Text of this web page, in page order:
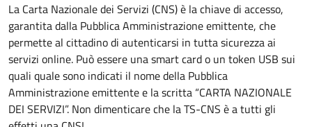
La Carta Nazionale dei Servizi (CNS) è la chiave di accesso,
garantita dalla Pubblica Amministrazione emittente, che
permette al cittadino di autenticarsi in tutta sicurezza ai
servizi online. Può essere una smart card o un token USB sui
quali quale sono indicati il nome della Pubblica
Amministrazione emittente e la scritta “CARTA NAZIONALE
DEI SERVIZI”. Non dimenticare che la TS-CNS è a tutti gli